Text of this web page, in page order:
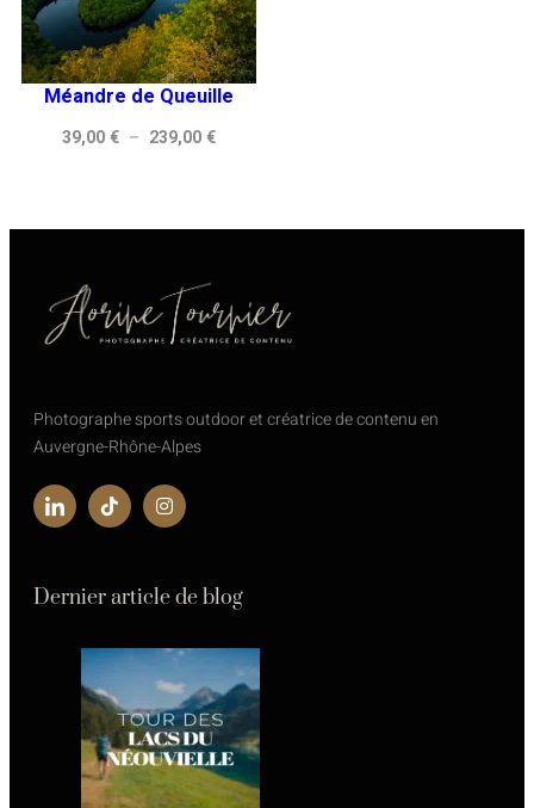
Méandre de Queuille
39,00 € – 239,00 €Plage
Photographe sports outdoor et créatrice de contenu en
Auvergne-Rhône-Alpes
Dernier article de blog